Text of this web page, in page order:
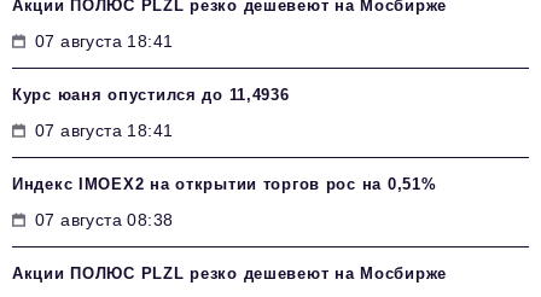
Акции ПОЛЮС PLZL резко дешевеют на Мосбирже
07 августа 18:41
Курс юаня опустился до 11,4936
07 августа 18:41
Индекс IMOEX2 на открытии торгов рос на 0,51%
07 августа 08:38
Акции ПОЛЮС PLZL резко дешевеют на Мосбирже